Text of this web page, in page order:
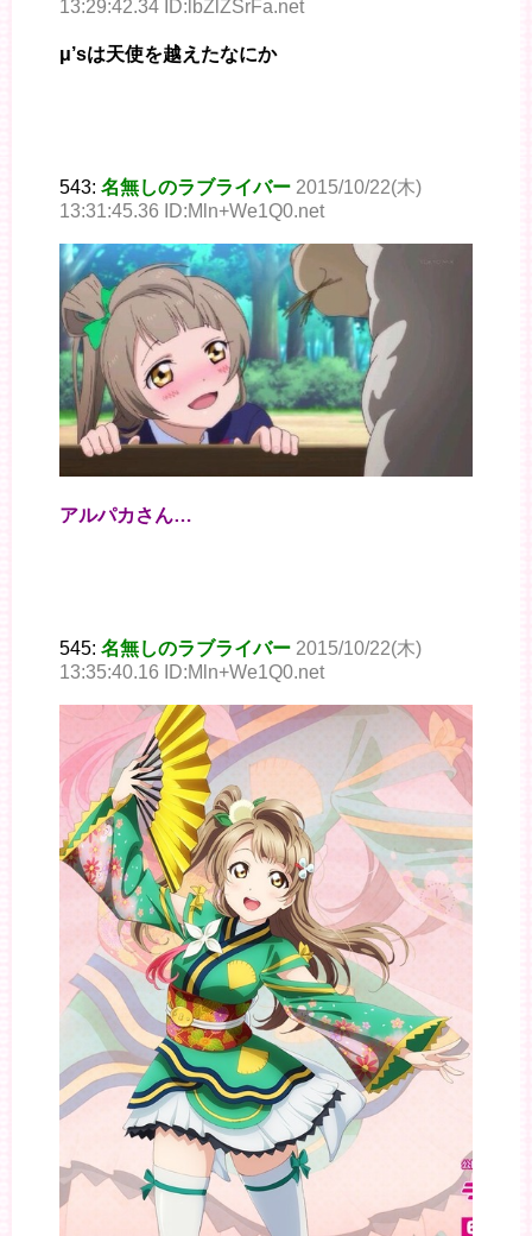
13:29:42.34 ID:lbZlZSrFa.net
μ’sは天使を越えたなにか
543: 名無しのラブライバー 2015/10/22(木)
13:31:45.36 ID:Mln+We1Q0.net
アルパカさん…
545: 名無しのラブライバー 2015/10/22(木)
13:35:40.16 ID:Mln+We1Q0.net